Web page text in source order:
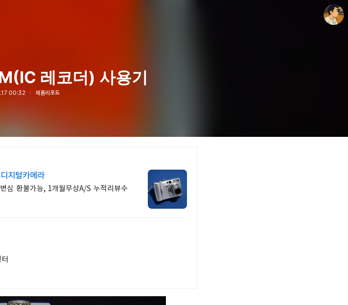
레코더) 사용기
00:32 제품리포트
지털카메라
심 환불가능, 1개월무상A/S 누적리뷰수